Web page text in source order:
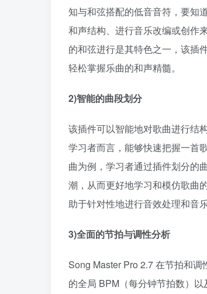
知与和弦搭配的低音音符，要知
和声结构、进行音乐改编或创作
的和弦进行是其特色之一，该插
轻松掌握乐曲的和声精髓。​
2)智能的曲段划分
该插件可以智能地对歌曲进行结
学习者而言，能够快速把握一首
曲为例，学习者通过插件划分的
潮，从而更好地学习和模仿歌曲
助于针对性地进行音效处理和音
3)全面的节拍与调性分析​
Song Master Pro 2.7 在节拍和
的全局 BPM（每分钟节拍数）